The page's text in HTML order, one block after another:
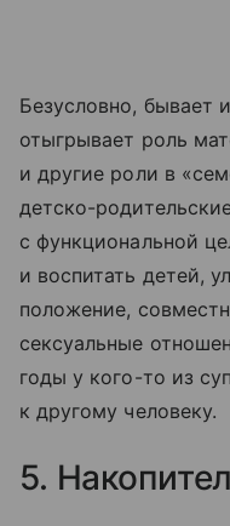
Безусловно, бывает
отыгрывает роль
и другие роли в
детско-
с функциональной
и воспитать детей,
положение,
сексуальные
годы у кого-то из
к другому человеку.
5.